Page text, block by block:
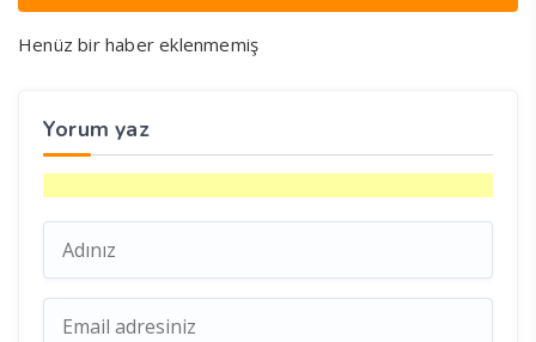
Henüz bir haber eklenmemiş
Yorum yaz